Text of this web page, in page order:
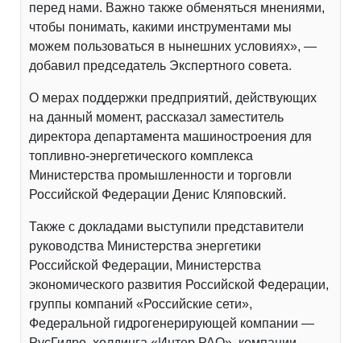
перед нами. Важно также обменяться мнениями,
чтобы понимать, какими инструментами мы
можем пользоваться в нынешних условиях», —
добавил председатель Экспертного совета.
О мерах поддержки предприятий, действующих
на данный момент, рассказал заместитель
директора департамента машиностроения для
топливно-энергетического комплекса
Министерства промышленности и торговли
Российской Федерации Денис Кляповский.
Также с докладами выступили представители
руководства Министерства энергетики
Российской Федерации, Министерства
экономического развития Российской Федерации,
группы компаний «Российские сети»,
Федеральной гидрогенерирующей компании —